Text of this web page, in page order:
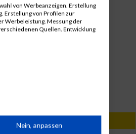
Juni 2022
net Firmenlauf Augsburg
Ergebnisse
von Werbeanzeigen. Erstellung
Erstellung von Profilen zur
Werbeleistung. Messung der
Quellen. Entwicklung
Nein, anpassen